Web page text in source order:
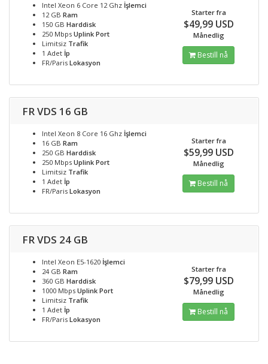
Intel Xeon 6 Core 12 Ghz İşlemci
12 GB Ram
150 GB Harddisk
250 Mbps Uplink Port
Limitsiz Trafik
1 Adet İp
FR/Paris Lokasyon
Starter fra
$49,99 USD
Månedlig
Bestill nå
FR VDS 16 GB
Intel Xeon 8 Core 16 Ghz İşlemci
16 GB Ram
250 GB Harddisk
250 Mbps Uplink Port
Limitsiz Trafik
1 Adet İp
FR/Paris Lokasyon
Starter fra
$59,99 USD
Månedlig
Bestill nå
FR VDS 24 GB
Intel Xeon E5-1620 İşlemci
24 GB Ram
360 GB Harddisk
1000 Mbps Uplink Port
Limitsiz Trafik
1 Adet İp
FR/Paris Lokasyon
Starter fra
$79,99 USD
Månedlig
Bestill nå